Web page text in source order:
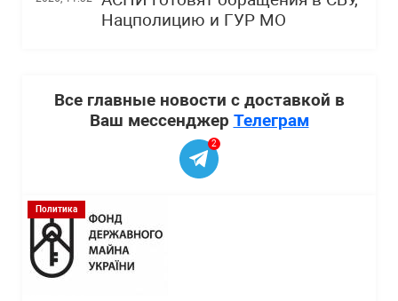
Нацполицию и ГУР МО
Все главные новости с доставкой в
Ваш мессенджер Телеграм
2
Политика